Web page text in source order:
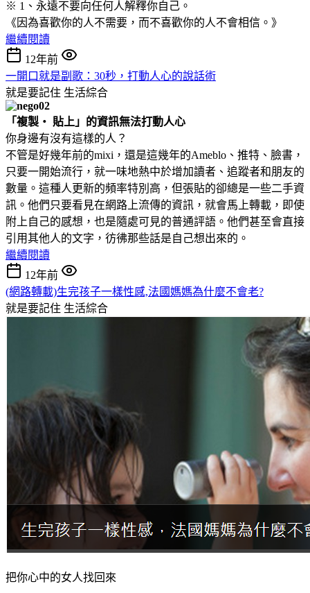
※ 1、永遠不要向任何人解釋你自己。
《因為喜歡你的人不需要，而不喜歡你的人不會相信。》
繼續閱讀
12年前
一開口就是副歌：30秒，打動人心的說話術
就是要記住 生活綜合
「複製‧ 貼上」的資訊無法打動人心
你身邊有沒有這樣的人？
不管是好幾年前的mixi，還是這幾年的Ameblo、推特、臉書，
只要一開始流行，就一味地熱中於增加讀者、追蹤者和朋友的
數量。這種人更新的頻率特別高，但張貼的卻總是一些二手資
訊。他們只要看見在網路上流傳的資訊，就會馬上轉載，即使
附上自己的感想，也是隨處可見的普通評語。他們甚至會直接
引用其他人的文字，彷彿那些話是自己想出來的。
繼續閱讀
12年前
(網路轉載)生完孩子一樣性感,法國媽媽為什麼不會老?
就是要記住 生活綜合
把你心中的女人找回來